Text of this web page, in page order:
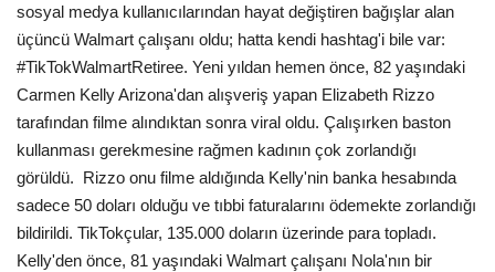
sosyal medya kullanıcılarından hayat değiştiren bağışlar alan
üçüncü Walmart çalışanı oldu; hatta kendi hashtag'i bile var:
#TikTokWalmartRetiree. Yeni yıldan hemen önce, 82 yaşındaki
Carmen Kelly Arizona'dan alışveriş yapan Elizabeth Rizzo
tarafından filme alındıktan sonra viral oldu. Çalışırken baston
kullanması gerekmesine rağmen kadının çok zorlandığı
görüldü. Rizzo onu filme aldığında Kelly'nin banka hesabında
sadece 50 doları olduğu ve tıbbi faturalarını ödemekte zorlandığı
bildirildi. TikTokçular, 135.000 doların üzerinde para topladı.
Kelly'den önce, 81 yaşındaki Walmart çalışanı Nola'nın bir